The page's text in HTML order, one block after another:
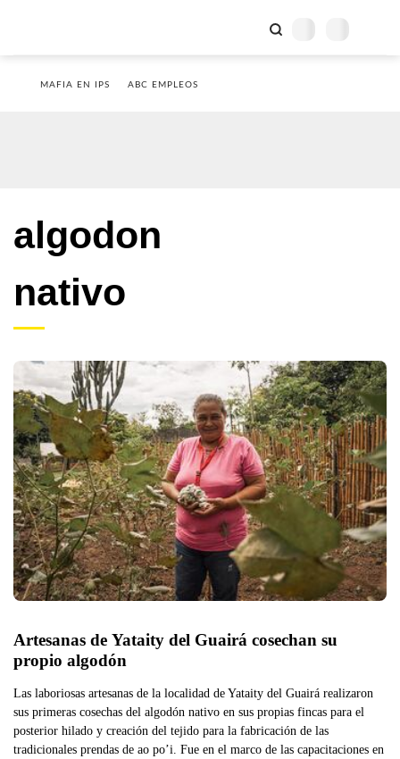
MAFIA EN IPS ABC EMPLEOS
algodon
nativo
Artesanas de Yataity del Guairá cosechan su
propio algodón
Las laboriosas artesanas de la localidad de Yataity del Guairá realizaron
sus primeras cosechas del algodón nativo en sus propias fincas para el
posterior hilado y creación del tejido para la fabricación de las
tradicionales prendas de ao po’i. Fue en el marco de las capacitaciones en